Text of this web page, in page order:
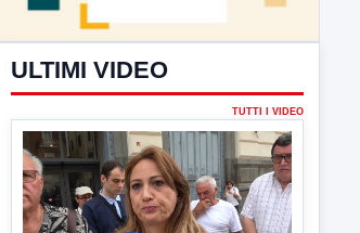
ULTIMI VIDEO
TUTTI I VIDEO